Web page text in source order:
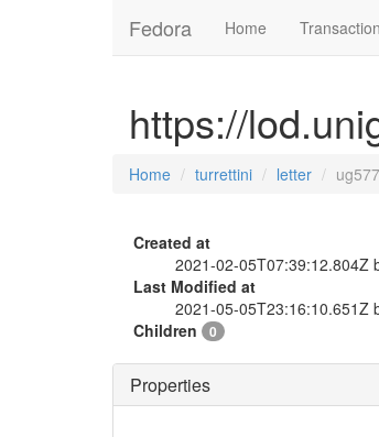
Fedora Home
https://
Home turrettini letter
Created at
2021-02-05T07:39:12.804Z
Last Modified at
2021-05-05T23:16:10.651Z
Children
0
Properties